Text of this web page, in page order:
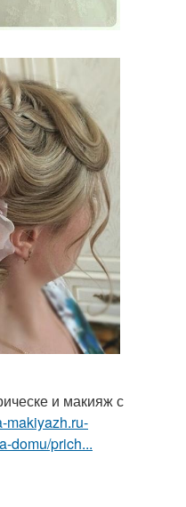
и макияж с
makiyazh.ru-
domu/prich...